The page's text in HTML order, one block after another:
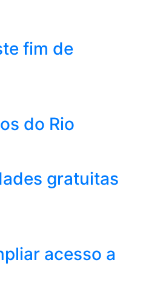
fim de
do Rio
gratuitas
acesso a